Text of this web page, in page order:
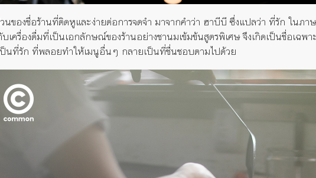
นของชื่อร้านที่ติดหูและง่ายต่อการจดจำ มาจากคำว่า ฮาบีบี ซึ่งแปลว่า ที่รัก ในภ
บเครื่องดื่มที่เป็นเอกลักษณ์ของร้านอย่างชานมเข้มข้นสูตรพิเศษ จึงเกิดเป็นชื่อเฉพ
นที่รัก ที่พลอยทำให้เมนูอื่นๆ กลายเป็นที่ชื่นชอบตามไปด้วย